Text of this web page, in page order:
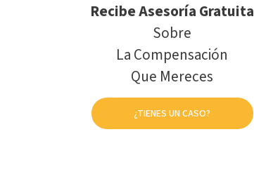
Recibe Asesoría Gratuita
Sobre
La Compensación
Que Mereces
¿TIENES UN CASO?